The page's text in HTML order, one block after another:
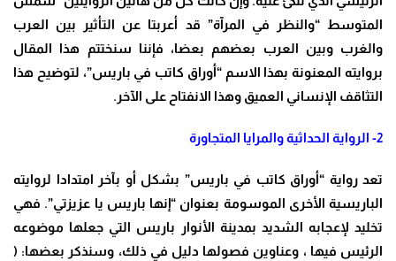
المتوسط “والنظر في المرآة” قد أعربتا عن التأثير بين العرب
والغرب وبين العرب بعضهم بعضا، فإننا سنختتم هذا المقال
بروايته المعنونة بهذا الاسم “أوراق كاتب في باريس”، لتوضيح هذا
التثاقف الإنساني العميق وهذا الانفتاح على الآخر.
2- الرواية الحداثية والمرايا المتجاورة
تعد رواية “أوراق كاتب في باريس” بشكل أو بآخر امتدادا لروايته
الباريسية الأخرى الموسومة بعنوان “إنها باريس يا عزيزتي”. فهي
تخليد لإعجابه الشديد بمدينة الأنوار باريس التي جعلها موضوعه
الرئيس فيها ، وعناوين فصولها دليل في ذلك، وسنذكر بعضها: (